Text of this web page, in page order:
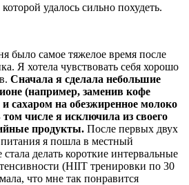
удалось сильно похудеть.
было самое тяжелое время после
Я хотела чувствовать себя хорошо
Сначала я сделала небольшие
(например, заменив кофе
сахаром на обезжиренное молоко
числе я исключила из своего
продукты. После первых двух
я пошла в местный
делать короткие интервальные
(HIIT тренировки по 30
что мне так понравится